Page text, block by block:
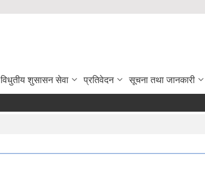
विधुतीय शुसासन सेवा प्रतिवेदन सूचना तथा जानकारी